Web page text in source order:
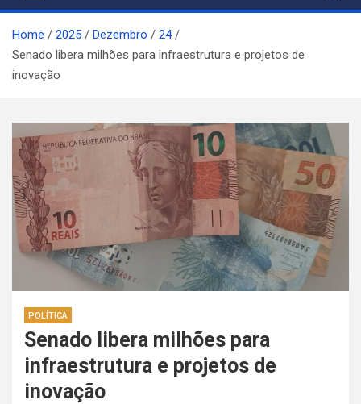
Home 2025 Dezembro
24
Senado libera milhões para infraestrutura e projetos de
inovação
POLÍTICA
Senado libera milhões para
infraestrutura e projetos de
inovação